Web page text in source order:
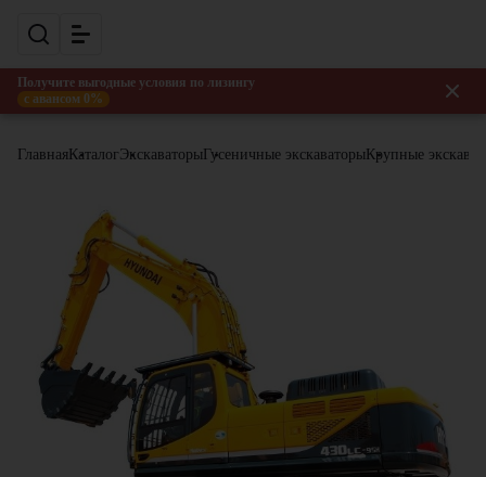
Получите выгодные условия по лизингу
с авансом 0%
Главная КаталогЭкскаваторы Гусеничные экскаваторы Крупные